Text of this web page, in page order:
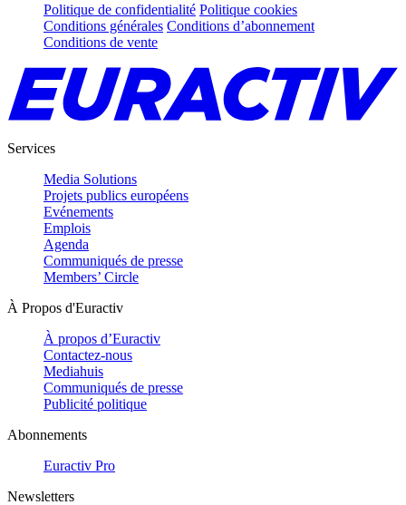
Politique de confidentialité Politique cookies
Conditions générales Conditions d’abonnement
Conditions de vente
Services
Media Solutions
Projets publics européens
Evénements
Emplois
Agenda
Communiqués de presse
Members’ Circle
À Propos d'Euractiv
À propos d’Euractiv
Contactez-nous
Mediahuis
Communiqués de presse
Publicité politique
Abonnements
Euractiv Pro
Newsletters